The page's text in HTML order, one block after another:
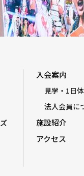
入会案内
見学・1日
法人会員に
施設紹介
アクセス